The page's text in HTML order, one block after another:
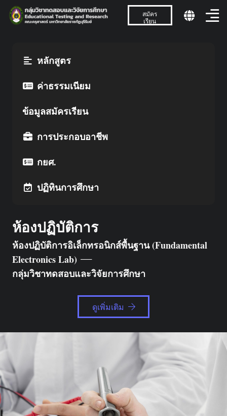
สมัคร
เรียน
หลักสูตร
ค่าธรรมเนียม
ข้อมูลสมัครเรียน
การประกอบอาชีพ
กยศ.
ปฏิทินการศึกษา
ห้องปฏิบัติการ
ห้องปฏิบัติการอิเล็กทรอนิกส์พื้นฐาน (Fundamental
Electronics Lab)
กลุ่มวิชาทดสอบและวิจัยการศึกษา
ดูเพิ่มเติม